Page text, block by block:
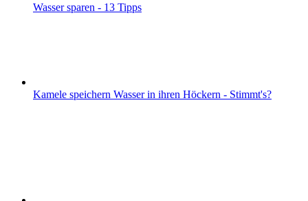
Wasser sparen - 13 Tipps
Kamele speichern Wasser in ihren Höckern - Stimmt's?